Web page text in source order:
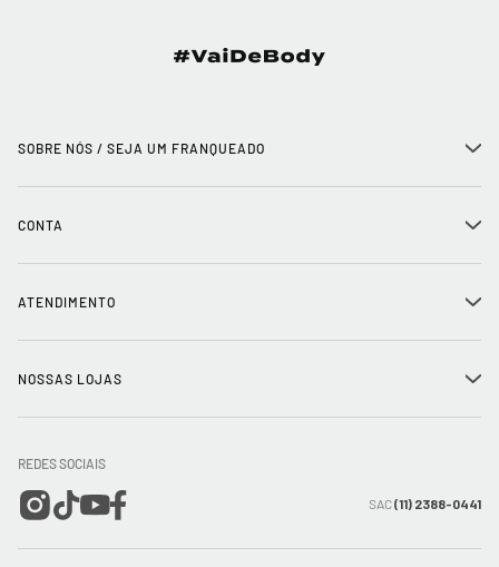
SOBRE NÓS / SEJA UM FRANQUEADO +
Trabalhe conosco
Mapa do Site
CONTA +
Meus pedidos
Wishlist
ATENDIMENTO +
Entrega e Frete
Trocas e Devoluções
NOSSAS LOJAS +
REDES SOCIAIS
SAC(11) 2388-0441